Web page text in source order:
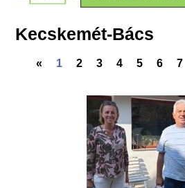
Kecskemét-Bács
« 1 2 3 4 5 6 7